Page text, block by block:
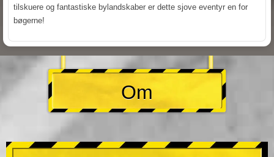
tilskuere og fantastiske bylandskaber er dette sjove eventyr en for
bøgerne!
Om